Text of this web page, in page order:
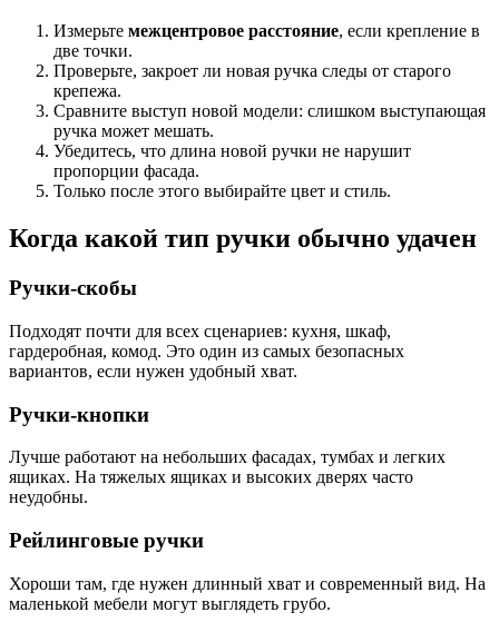
Измерьте межцентровое расстояние, если крепление в
две точки.
Проверьте, закроет ли новая ручка следы от старого
крепежа.
Сравните выступ новой модели: слишком выступающая
ручка может мешать.
Убедитесь, что длина новой ручки не нарушит
пропорции фасада.
Только после этого выбирайте цвет и стиль.
Когда какой тип ручки обычно удачен
Ручки-скобы
Подходят почти для всех сценариев: кухня, шкаф,
гардеробная, комод. Это один из самых безопасных
вариантов, если нужен удобный хват.
Ручки-кнопки
Лучше работают на небольших фасадах, тумбах и легких
ящиках. На тяжелых ящиках и высоких дверях часто
неудобны.
Рейлинговые ручки
Хороши там, где нужен длинный хват и современный вид. На
маленькой мебели могут выглядеть грубо.